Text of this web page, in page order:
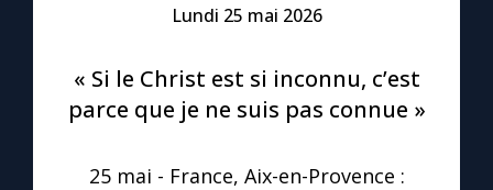
Le compte Tiktok
Le magazine
Lundi 25 mai 2026
« Si le Christ est si inconnu, c’est
parce que je ne suis pas connue »
25 mai - France, Aix-en-Provence :